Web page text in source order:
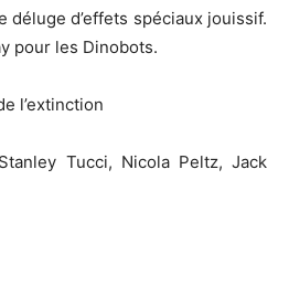
déluge d’effets spéciaux jouissif.
pour les Dinobots.
l’extinction
Tucci, Nicola Peltz, Jack